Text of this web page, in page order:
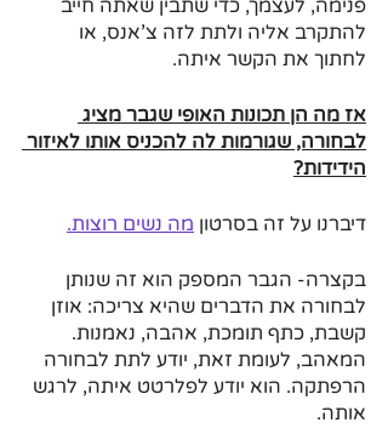
פנימה, לעצמך, כדי שתבין שאתה חייב
להתקרב אליה ולתת לזה צ'אנס, או
לחתוך את הקשר איתה.
אז מה הן תכונות האופי שגבר מציג
לבחורה, שגורמות לה להכניס אותו לאיזור
הידידות?
דיברנו על זה בסרטון מה נשים רוצות.
בקצרה- הגבר המספק הוא זה שנותן
לבחורה את הדברים שהיא צריכה: אוזן
קשבת, כתף תומכת, אהבה, נאמנות.
המאהב, לעומת זאת, יודע לתת לבחורה
הרפתקה. הוא יודע לפלרטט איתה, לרגש
אותה.